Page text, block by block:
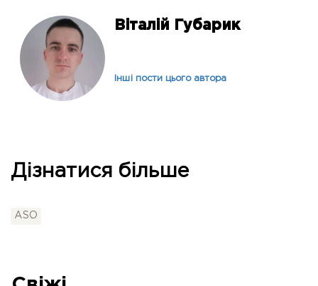
Віталій Губарик
Інші пости цього автора
Дізнатися більше
ASO